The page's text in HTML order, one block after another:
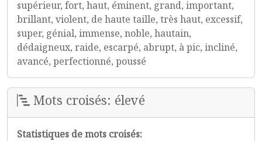
supérieur, fort, haut, éminent, grand, important,
brillant, violent, de haute taille, très haut, excessif,
super, génial, immense, noble, hautain,
dédaigneux, raide, escarpé, abrupt, à pic, incliné,
avancé, perfectionné, poussé
Mots croisés: élevé
Statistiques de mots croisés: